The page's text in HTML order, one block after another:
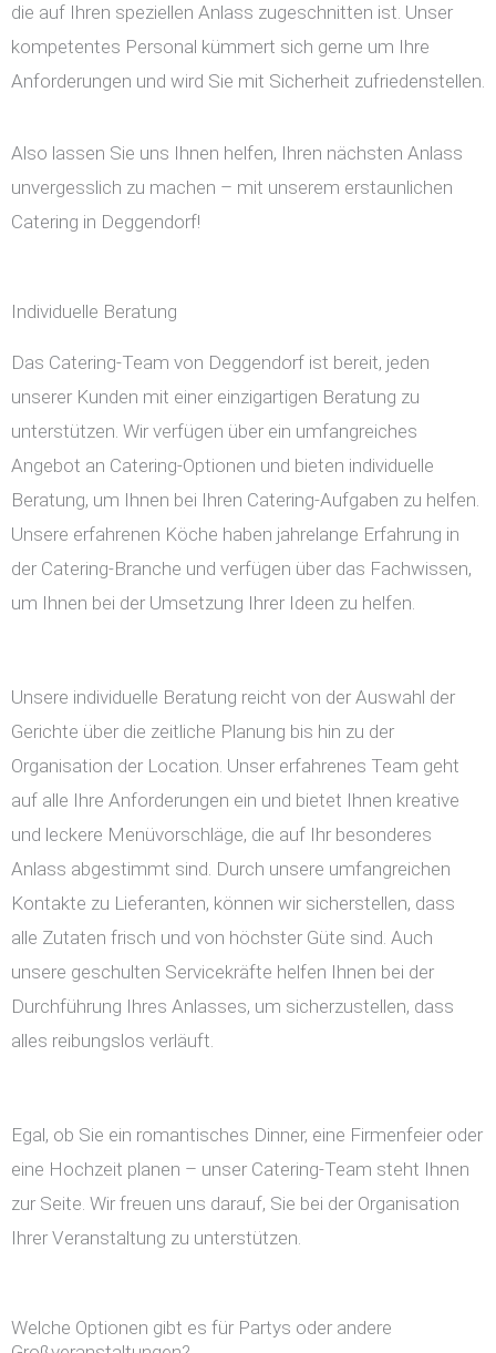
die auf Ihren speziellen Anlass zugeschnitten ist. Unser
kompetentes Personal kümmert sich gerne um Ihre
Anforderungen und wird Sie mit Sicherheit zufriedenstellen.
Also lassen Sie uns Ihnen helfen, Ihren nächsten Anlass
unvergesslich zu machen – mit unserem erstaunlichen
Catering in Deggendorf!
Individuelle Beratung
Das Catering-Team von Deggendorf ist bereit, jeden
unserer Kunden mit einer einzigartigen Beratung zu
unterstützen. Wir verfügen über ein umfangreiches
Angebot an Catering-Optionen und bieten individuelle
Beratung, um Ihnen bei Ihren Catering-Aufgaben zu helfen.
Unsere erfahrenen Köche haben jahrelange Erfahrung in
der Catering-Branche und verfügen über das Fachwissen,
um Ihnen bei der Umsetzung Ihrer Ideen zu helfen.
Unsere individuelle Beratung reicht von der Auswahl der
Gerichte über die zeitliche Planung bis hin zu der
Organisation der Location. Unser erfahrenes Team geht
auf alle Ihre Anforderungen ein und bietet Ihnen kreative
und leckere Menüvorschläge, die auf Ihr besonderes
Anlass abgestimmt sind. Durch unsere umfangreichen
Kontakte zu Lieferanten, können wir sicherstellen, dass
alle Zutaten frisch und von höchster Güte sind. Auch
unsere geschulten Servicekräfte helfen Ihnen bei der
Durchführung Ihres Anlasses, um sicherzustellen, dass
alles reibungslos verläuft.
Egal, ob Sie ein romantisches Dinner, eine Firmenfeier oder
eine Hochzeit planen – unser Catering-Team steht Ihnen
zur Seite. Wir freuen uns darauf, Sie bei der Organisation
Ihrer Veranstaltung zu unterstützen.
Welche Optionen gibt es für Partys oder andere